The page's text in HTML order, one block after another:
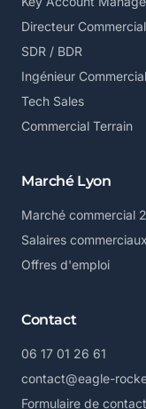
Directeur Commercial
SDR / BDR
Ingénieur Commercial
Tech Sales
Commercial Terrain
Marché Lyon
Marché commercial
Salaires commerciaux
Offres d'emploi
Contact
06 17 01 26 61
contact@eagle-
Formulaire de contact